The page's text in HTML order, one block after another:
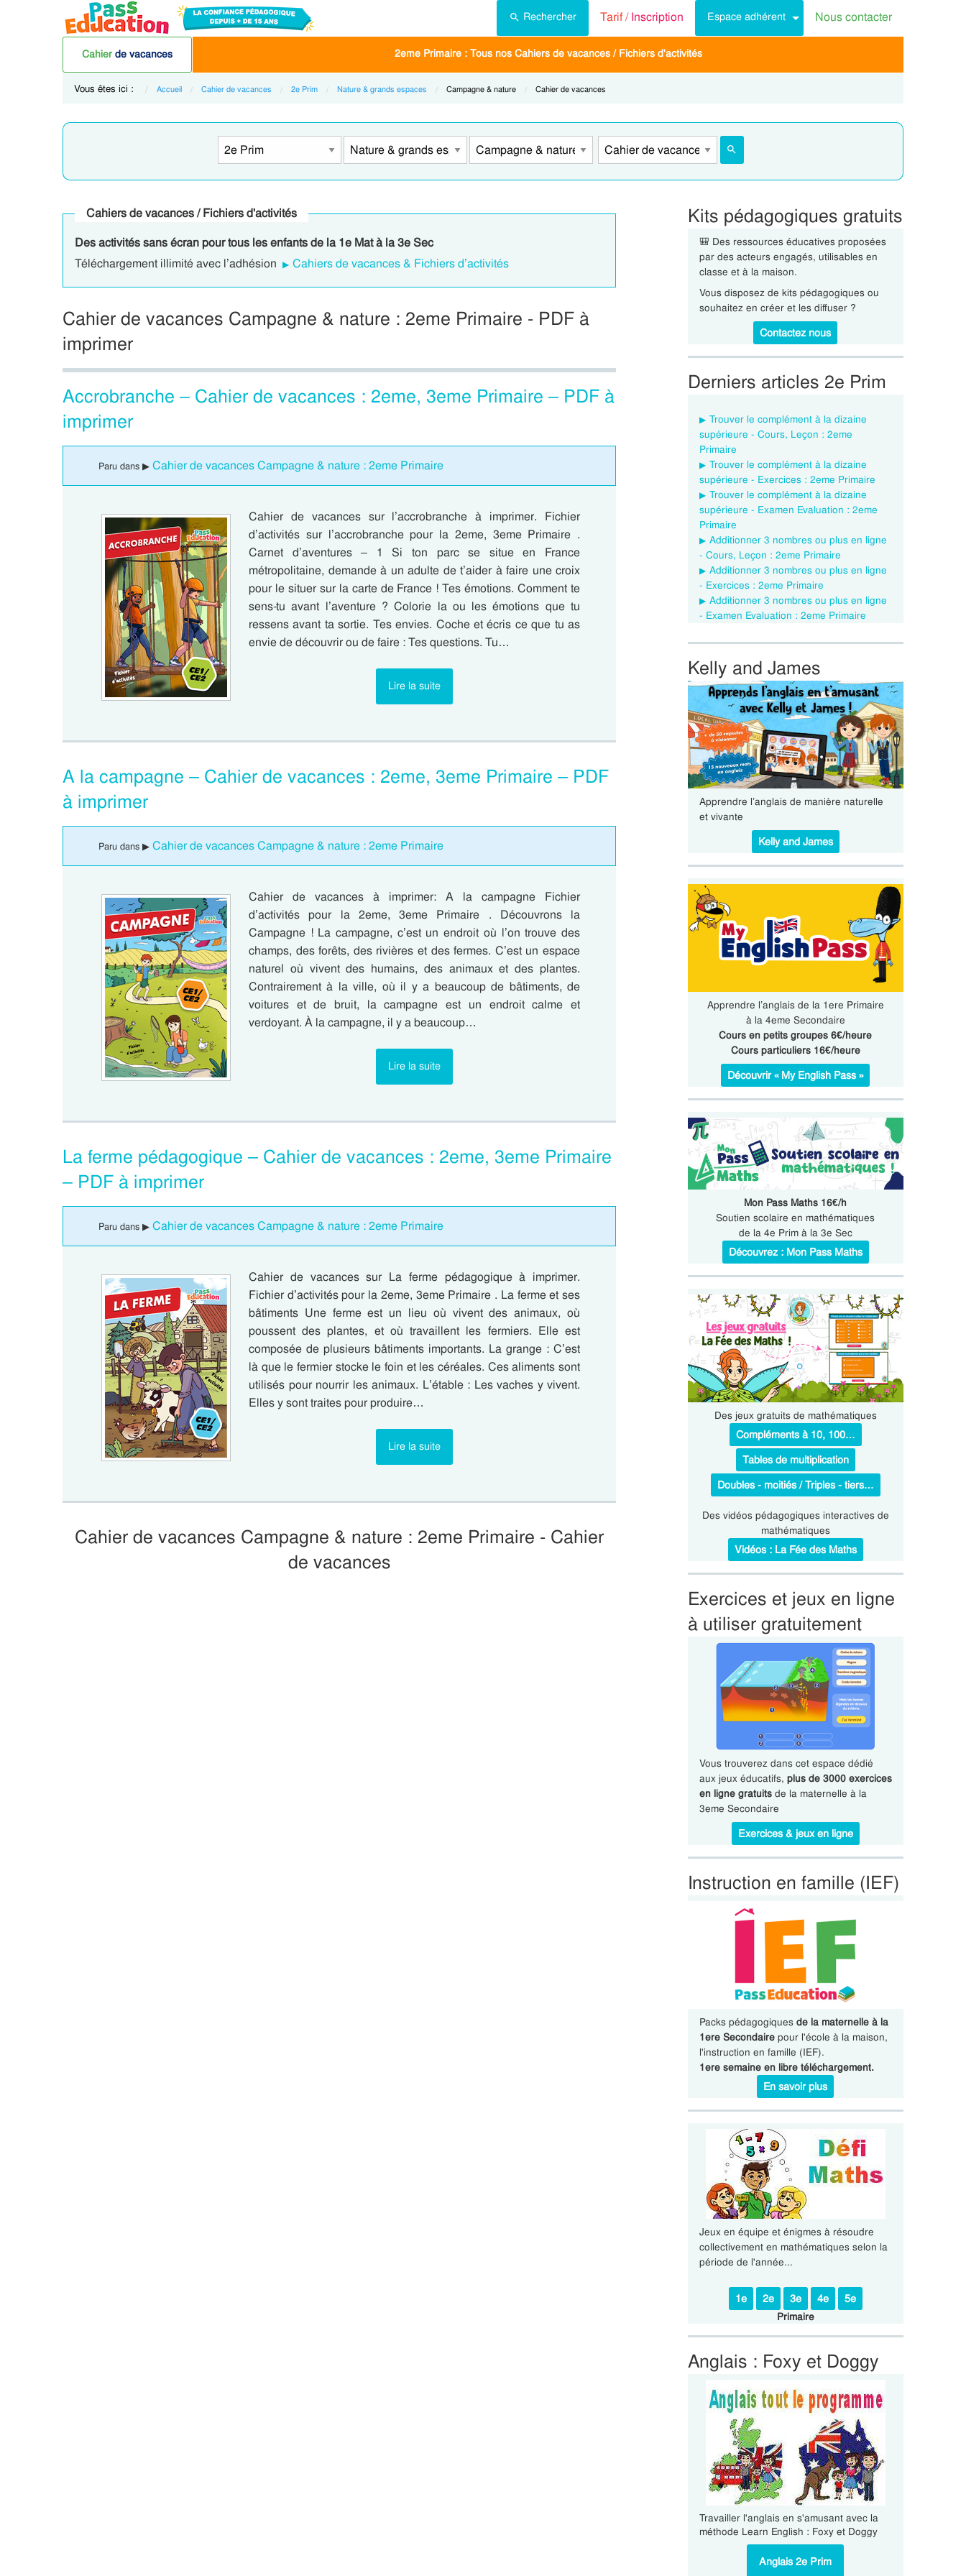
Rechercher Tarif /Inscription Espace adhérent Nous contacter
Cahier de vacances 2eme Primaire : Tous nos Cahiers de vacances / Fichiers d'activités
Vous êtes ici : Accueil Cahier de vacances 2e Prim Nature & grands espaces Current:
Campagne & nature Current:
Cahier de vacances
Cahiers de vacances / Fichiers d'activités
Des activités sans écran pour tous les enfants de la 1e Mat à la 3e Sec
Téléchargement illimité avec l’adhésion
Cahiers de vacances & Fichiers d’activités
Cahier de vacances Campagne & nature : 2eme Primaire - PDF à
imprimer
Accrobranche – Cahier de vacances : 2eme, 3eme Primaire – PDF à
imprimer
Paru dans ▶ Cahier de vacances Campagne & nature : 2eme Primaire
Cahier de vacances sur l’accrobranche à imprimer. Fichier
d’activités sur l’accrobranche pour la 2eme, 3eme Primaire .
Carnet d’aventures – 1 Si ton parc se situe en France
métropolitaine, demande à un adulte de t’aider à faire une croix
pour le situer sur la carte de France ! Tes émotions. Comment te
sens-tu avant l’aventure ? Colorie la ou les émotions que tu
ressens avant ta sortie. Tes envies. Coche et écris ce que tu as
envie de découvrir ou de faire : Tes questions. Tu…
Lire la suite
A la campagne – Cahier de vacances : 2eme, 3eme Primaire – PDF
à imprimer
Paru dans ▶ Cahier de vacances Campagne & nature : 2eme Primaire
Cahier de vacances à imprimer: A la campagne Fichier
d’activités pour la 2eme, 3eme Primaire . Découvrons la
Campagne ! La campagne, c’est un endroit où l’on trouve des
champs, des forêts, des rivières et des fermes. C’est un espace
naturel où vivent des humains, des animaux et des plantes.
Contrairement à la ville, où il y a beaucoup de bâtiments, de
voitures et de bruit, la campagne est un endroit calme et
verdoyant. À la campagne, il y a beaucoup…
Lire la suite
La ferme pédagogique – Cahier de vacances : 2eme, 3eme Primaire
– PDF à imprimer
Paru dans ▶ Cahier de vacances Campagne & nature : 2eme Primaire
Cahier de vacances sur La ferme pédagogique à imprimer.
Fichier d’activités pour la 2eme, 3eme Primaire . La ferme et ses
bâtiments Une ferme est un lieu où vivent des animaux, où
poussent des plantes, et où travaillent les fermiers. Elle est
composée de plusieurs bâtiments importants. La grange : C’est
là que le fermier stocke le foin et les céréales. Ces aliments sont
utilisés pour nourrir les animaux. L’étable : Les vaches y vivent.
Elles y sont traites pour produire…
Lire la suite
Cahier de vacances Campagne & nature : 2eme Primaire - Cahier
de vacances
Kits pédagogiques gratuits
🎒 Des ressources éducatives proposées
par des acteurs engagés, utilisables en
classe et à la maison.
Vous disposez de kits pédagogiques ou
souhaitez en créer et les diffuser ?
Contactez nous
Derniers articles 2e Prim
Trouver le complément à la dizaine
supérieure - Cours, Leçon : 2eme
Primaire
Trouver le complément à la dizaine
supérieure - Exercices : 2eme Primaire
Trouver le complément à la dizaine
supérieure - Examen Evaluation : 2eme
Primaire
Additionner 3 nombres ou plus en ligne
- Cours, Leçon : 2eme Primaire
Additionner 3 nombres ou plus en ligne
- Exercices : 2eme Primaire
Additionner 3 nombres ou plus en ligne
- Examen Evaluation : 2eme Primaire
Kelly and James
Apprendre l’anglais de manière naturelle
et vivante
Kelly and James
Apprendre l’anglais de la 1ere Primaire
à la 4eme Secondaire
Cours en petits groupes 6€/heure
Cours particuliers 16€/heure
Découvrir « My English Pass »
Mon Pass Maths 16€/h
Soutien scolaire en mathématiques
de la 4e Prim à la 3e Sec
Découvrez : Mon Pass Maths
Des jeux gratuits de mathématiques
Compléments à 10, 100…
Tables de multiplication
Doubles - moitiés / Triples - tiers…
Des vidéos pédagogiques interactives de
mathématiques
Vidéos : La Fée des Maths
Exercices et jeux en ligne
à utiliser gratuitement
Vous trouverez dans cet espace dédié
aux jeux éducatifs, plus de 3000 exercices
en ligne gratuitsde la maternelle à la
3eme Secondaire
Exercices & jeux en ligne
Instruction en famille (IEF)
Packs pédagogiques de la maternelle à la
1ere Secondairepour l'école à la maison,
l'instruction en famille (IEF).
1ere semaine en libre téléchargement.
En savoir plus
Jeux en équipe et énigmes à résoudre
collectivement en mathématiques selon la
période de l'année...
1e 2e 3e 4e
5e
Primaire
Anglais : Foxy et Doggy
Travailler l'anglais en s'amusant avec la
méthode Learn English : Foxy et Doggy
Anglais 2e Prim